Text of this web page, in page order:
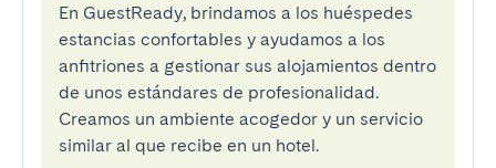
En GuestReady, brindamos a los huéspedes
estancias confortables y ayudamos a los
anfitriones a gestionar sus alojamientos dentro
de unos estándares de profesionalidad.
Creamos un ambiente acogedor y un servicio
similar al que recibe en un hotel.